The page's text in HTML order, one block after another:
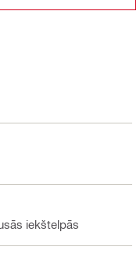
iekštelpās